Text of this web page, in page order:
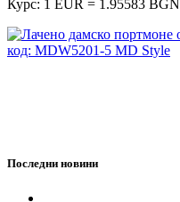
Курс: 1 EUR = 1.95583 BGN
Последни новини